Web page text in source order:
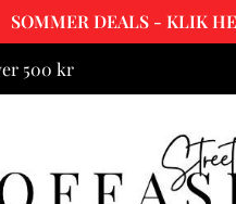
SOMMER DEALS - KLIK
500 kr